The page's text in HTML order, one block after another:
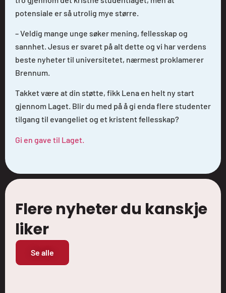
potensiale er så utrolig mye større.
– Veldig mange unge søker mening, fellesskap og
sannhet. Jesus er svaret på alt dette og vi har verdens
beste nyheter til universitetet, nærmest proklamerer
Brennum.
Takket være at din støtte, fikk Lena en helt ny start
gjennom Laget. Blir du med på å gi enda flere studenter
tilgang til evangeliet og et kristent fellesskap?
Gi en gave til Laget.
Flere nyheter du kanskje
liker
Se alle